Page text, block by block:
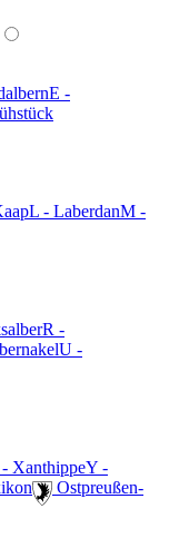
E -
L - LaberdanM -
R -
U -
XanthippeY -
️ Ostpreußen-